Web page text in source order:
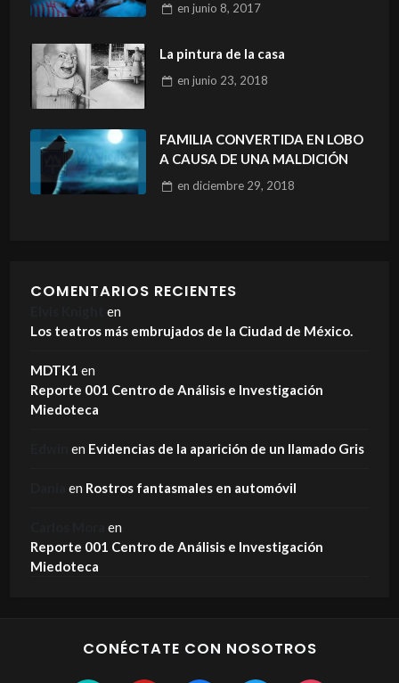
en junio 8, 2017
La pintura de la casa
en junio 23, 2018
FAMILIA CONVERTIDA EN LOBO
A CAUSA DE UNA MALDICIÓN
en diciembre 29, 2018
COMENTARIOS RECIENTES
en
Los teatros más embrujados de la Ciudad de México.
MDTK1 en
Reporte 001 Centro de Análisis e Investigación
Miedoteca
en Evidencias de la aparición de un llamado Gris
en Rostros fantasmales en automóvil
en
Reporte 001 Centro de Análisis e Investigación
Miedoteca
CONÉCTATE CON NOSOTROS